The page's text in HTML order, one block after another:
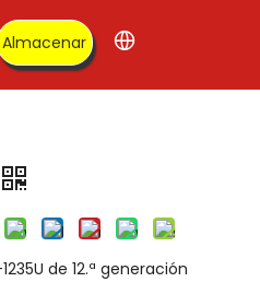
Almacenar
de 12.ª generación